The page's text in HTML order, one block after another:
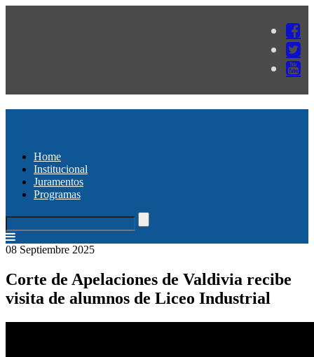
Home
Institucional
Juramentos
Programas
08 Septiembre 2025
Corte de Apelaciones de Valdivia recibe
visita de alumnos de Liceo Industrial